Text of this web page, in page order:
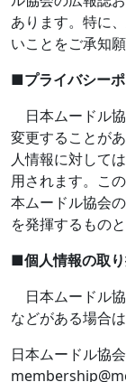
あります。特に
いことをご承知願
■プライバシー
日本ムードル
変更することが
人情報に対して
用されます。こ
本ムードル協会の
を発揮するものと
■個人情報の取
日本ムードル
などがある場合
日本ムードル協